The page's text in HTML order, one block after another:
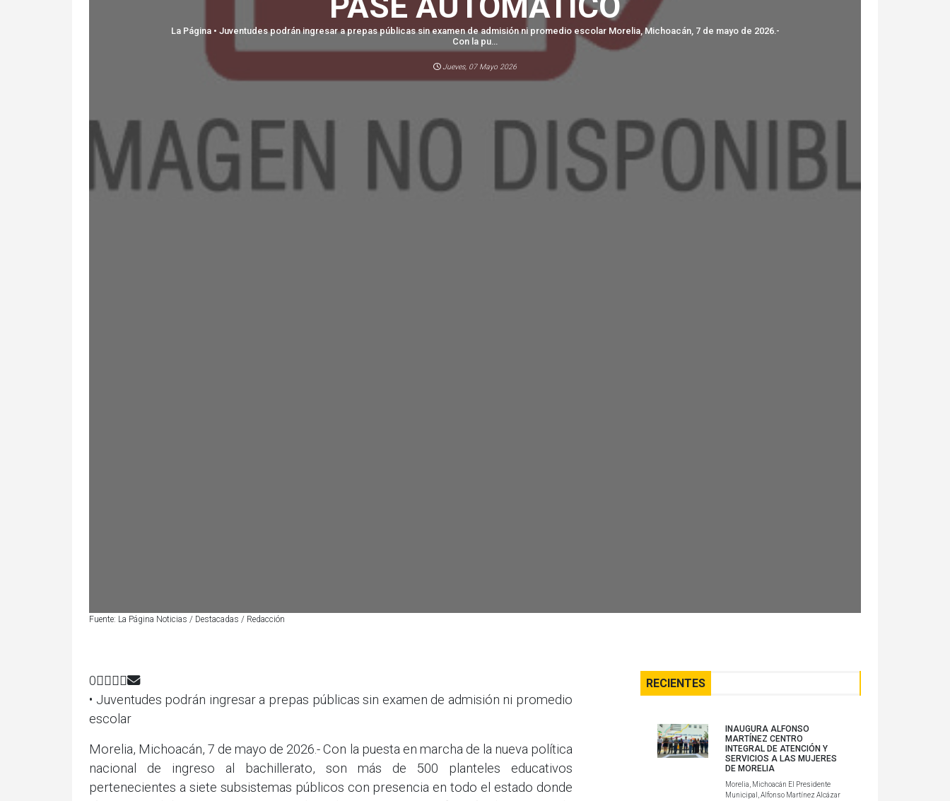
La Página • ⁠Juventudes podrán ingresar a prepas públicas sin examen de admisión ni promedio escolar Morelia, Michoacán, 7 de mayo de 2026.-
Con la pu...
Jueves, 07 Mayo 2026
Fuente: La Página Noticias / Destacadas / Redacción
0
• ⁠Juventudes podrán ingresar a prepas públicas sin examen de admisión ni promedio
escolar
Morelia, Michoacán, 7 de mayo de 2026.- Con la puesta en marcha de la nueva política
nacional de ingreso al bachillerato, son más de 500 planteles educativos
pertenecientes a siete subsistemas públicos con presencia en todo el estado donde
RECIENTES
INAUGURA ALFONSO
MARTÍNEZ CENTRO
INTEGRAL DE ATENCIÓN Y
SERVICIOS A LAS MUJERES
DE MORELIA
Morelia, Michoacán El Presidente
Municipal, Alfonso Martínez Alcázar